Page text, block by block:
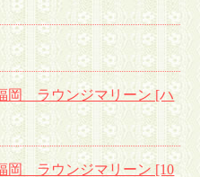
ラウンジマリーン [ハ
ラウンジマリーン [10